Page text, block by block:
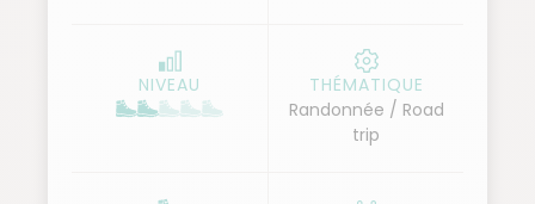
NIVEAU
THÉMATIQUE
Randonnée / Road
trip